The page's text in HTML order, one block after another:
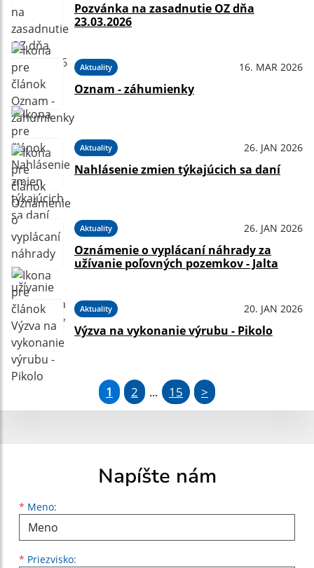
Pozvánka na zasadnutie OZ dňa
23.03.2026
Aktuality 16. MAR 2026
Oznam - záhumienky
Aktuality 26. JAN 2026
Nahlásenie zmien týkajúcich sa daní
Aktuality 26. JAN 2026
Oznámenie o vyplácaní náhrady za
užívanie poľovných pozemkov - Jalta
Aktuality 20. JAN 2026
Výzva na vykonanie výrubu - Pikolo
1 2 ... 15 >
Napíšte nám
* Meno:
Meno
* Priezvisko:
Priezvisko
E-mailová adresa